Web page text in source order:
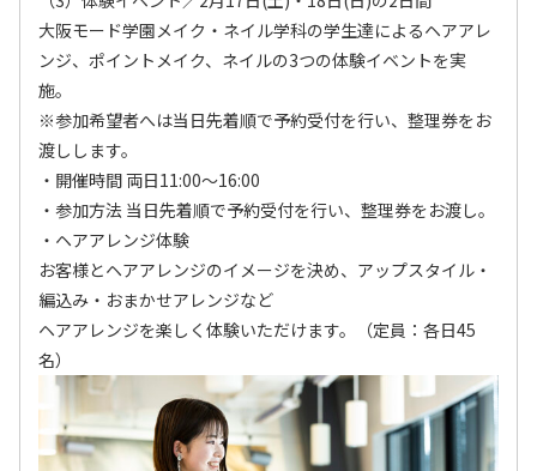
大阪モード学園メイク・ネイル学科の学生達によるヘアアレ
ンジ、ポイントメイク、ネイルの3つの体験イベントを実
施。
※参加希望者へは当日先着順で予約受付を行い、整理券をお
渡しします。
・開催時間 両日11:00～16:00
・参加方法 当日先着順で予約受付を行い、整理券をお渡し。
・ヘアアレンジ体験
お客様とヘアアレンジのイメージを決め、アップスタイル・
編込み・おまかせアレンジなど
ヘアアレンジを楽しく体験いただけます。（定員：各日45
名）